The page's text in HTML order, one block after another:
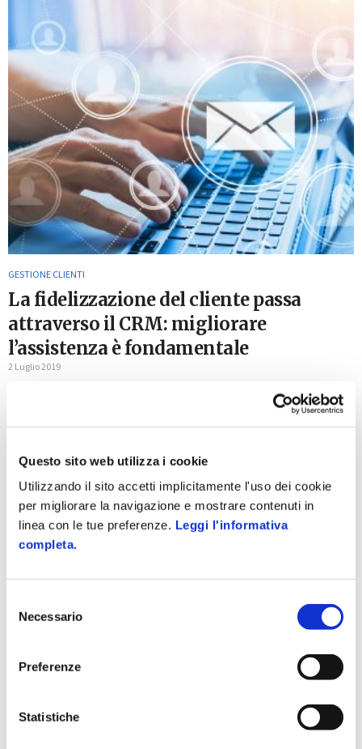
Questo sito web utilizza i cookie
Utilizzando il sito accetti implicitamente l'uso dei cookie
per migliorare la navigazione e mostrare contenuti in
linea con le tue preferenze. Leggi l'informativa
completa.
delNecessario
Preferenze
Statistiche
GESTIONE CLIENTI
La fidelizzazione del cliente passa
attraverso il CRM: migliorare
l’assistenza è fondamentale
2 Luglio 2019
Un cliente fidelizzato è un cliente che continua a fare gli
acquisti presso un’azienda, che non si lascia tentare dalle
offerte dei concorrenti, e che dunque garantisce delle entrate